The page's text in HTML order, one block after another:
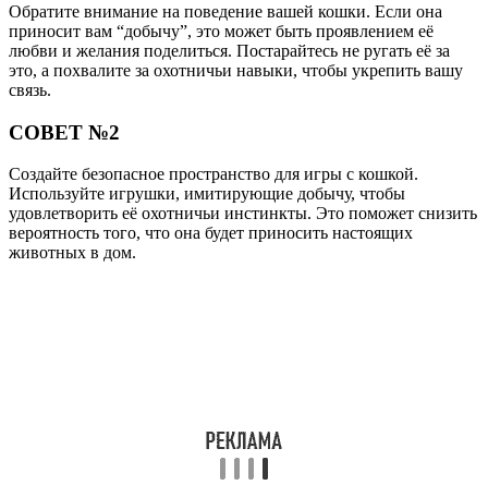
Обратите внимание на поведение вашей кошки. Если она
приносит вам “добычу”, это может быть проявлением её
любви и желания поделиться. Постарайтесь не ругать её за
это, а похвалите за охотничьи навыки, чтобы укрепить вашу
связь.
СОВЕТ №2
Создайте безопасное пространство для игры с кошкой.
Используйте игрушки, имитирующие добычу, чтобы
удовлетворить её охотничьи инстинкты. Это поможет снизить
вероятность того, что она будет приносить настоящих
животных в дом.